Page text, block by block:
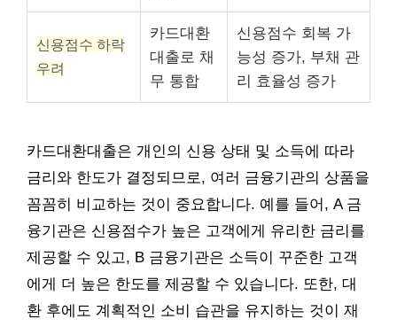
신용점수 하락
우려
카드대환
대출로 채
무 통합
신용점수 회복 가
능성 증가, 부채 관
리 효율성 증가
카드대환대출은 개인의 신용 상태 및 소득에 따라
금리와 한도가 결정되므로, 여러 금융기관의 상품을
꼼꼼히 비교하는 것이 중요합니다. 예를 들어, A 금
융기관은 신용점수가 높은 고객에게 유리한 금리를
제공할 수 있고, B 금융기관은 소득이 꾸준한 고객
에게 더 높은 한도를 제공할 수 있습니다. 또한, 대
환 후에도 계획적인 소비 습관을 유지하는 것이 재